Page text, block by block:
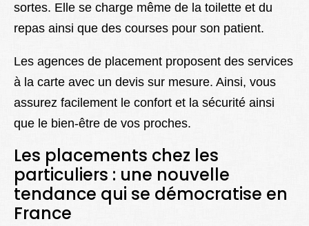
sortes. Elle se charge même de la toilette et du
repas ainsi que des courses pour son patient.
Les agences de placement proposent des services
à la carte avec un devis sur mesure. Ainsi, vous
assurez facilement le confort et la sécurité ainsi
que le bien-être de vos proches.
Les placements chez les
particuliers : une nouvelle
tendance qui se démocratise en
France